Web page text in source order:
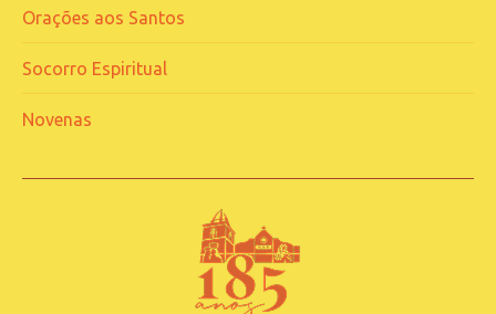
Orações aos Santos
Socorro Espiritual
Novenas